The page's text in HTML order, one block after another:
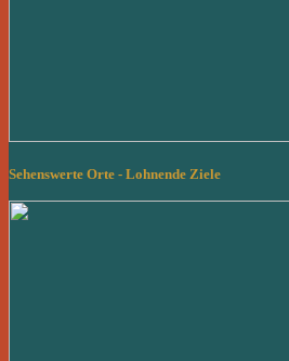
Sehenswerte Orte - Lohnende Ziele